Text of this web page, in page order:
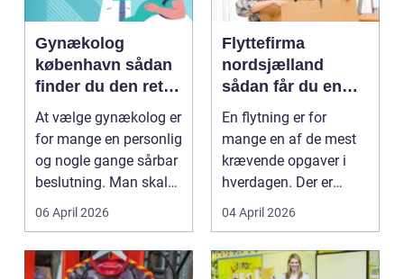
Gynækolog
københavn sådan
finder du den rette
specialist
At vælge gynækolog er
for mange en personlig
og nogle gange sårbar
beslutning. Man skal
både føle si...
06 April 2026
Flyttefirma
nordsjælland
sådan får du en
tryg og effektiv
flytning
En flytning er for
mange en af de mest
krævende opgaver i
hverdagen. Der er
meget at holde styr på,
04 April 2026